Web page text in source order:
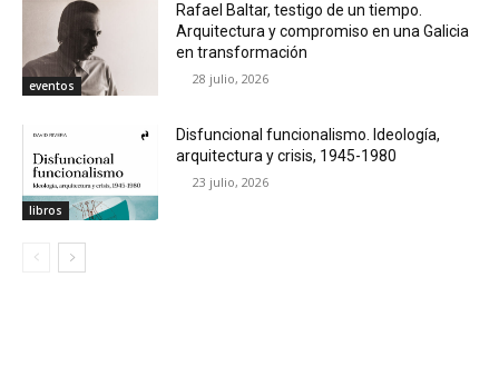
eventos
Rafael Baltar, testigo de un tiempo.
Arquitectura y compromiso en una Galicia
en transformación
28 julio, 2026
libros
Disfuncional funcionalismo. Ideología,
arquitectura y crisis, 1945-1980
23 julio, 2026